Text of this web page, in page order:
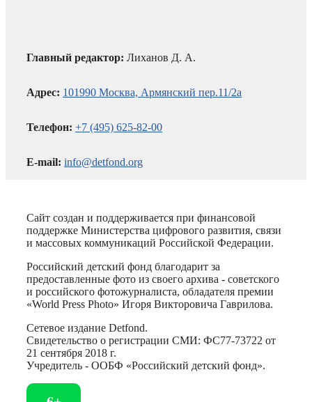
Главный редактор: Лиханов Д. А.
Адрес: 101990 Москва, Армянский пер.11/2а
Телефон: +7 (495) 625-82-00
E-mail: info@detfond.org
Сайт создан и поддерживается при финансовой
поддержке Министерства цифрового развития, связи
и массовых коммуникаций Российской Федерации.
Российский детский фонд благодарит за
предоставленные фото из своего архива - советского
и российского фотожурналиста, обладателя премии
«World Press Photo» Игоря Викторовича Гаврилова.
Сетевое издание Detfond.
Свидетельство о регистрации СМИ: ФС77-73722 от
21 сентября 2018 г.
Учредитель - ООБФ «Российский детский фонд».